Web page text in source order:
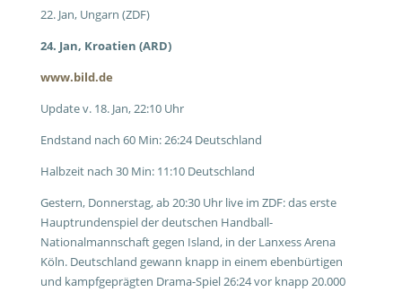
22. Jan, Ungarn (ZDF)
24. Jan, Kroatien (ARD)
www.bild.de
Update v. 18. Jan, 22:10 Uhr
Endstand nach 60 Min: 26:24 Deutschland
Halbzeit nach 30 Min: 11:10 Deutschland
Gestern, Donnerstag, ab 20:30 Uhr live im ZDF: das erste
Hauptrundenspiel der deutschen Handball-
Nationalmannschaft gegen Island, in der Lanxess Arena
Köln. Deutschland gewann knapp in einem ebenbürtigen
und kampfgeprägten Drama-Spiel 26:24 vor knapp 20.000